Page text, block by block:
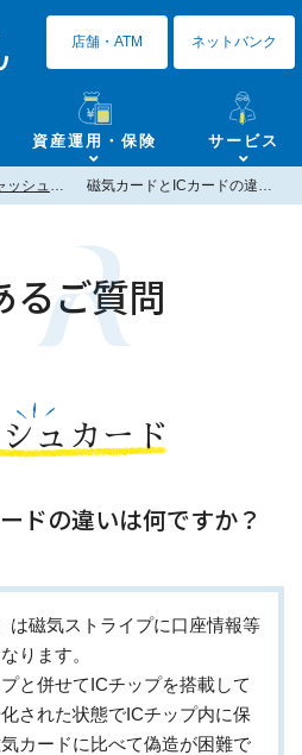
資産運用・保険 サービス
店舗・ATM ネットバンク
キャッシュカード 磁気カードとICカードの違いは何ですか？
るご質問
ュカード
ドの違いは何ですか？
は磁気ストライプに口座情報等
ります。
と併せてICチップを搭載して
された状態でICチップ内に保
カードに比べて偽造が困難で